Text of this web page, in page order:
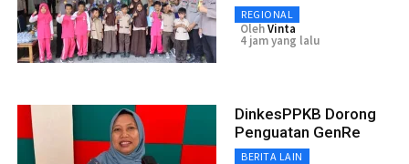
REGIONAL
OlehVinta
4 jam yang lalu
DinkesPPKB Dorong
Penguatan GenRe
BERITA LAIN